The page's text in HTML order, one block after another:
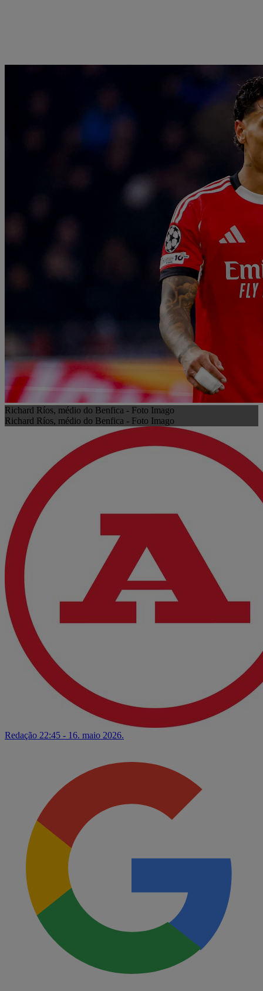
Richard Ríos, médio do Benfica - Foto Imago
Richard Ríos, médio do Benfica - Foto Imago
Redação 22:45 - 16. maio 2026.